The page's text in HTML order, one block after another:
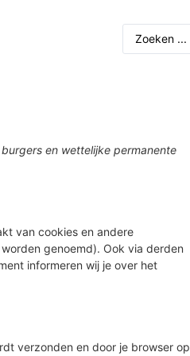
en wettelijke permanente
van cookies en andere
genoemd). Ook via derden
informeren wij je over het
verzonden en door je browser op